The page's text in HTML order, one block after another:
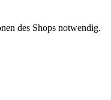
des Shops notwendig.